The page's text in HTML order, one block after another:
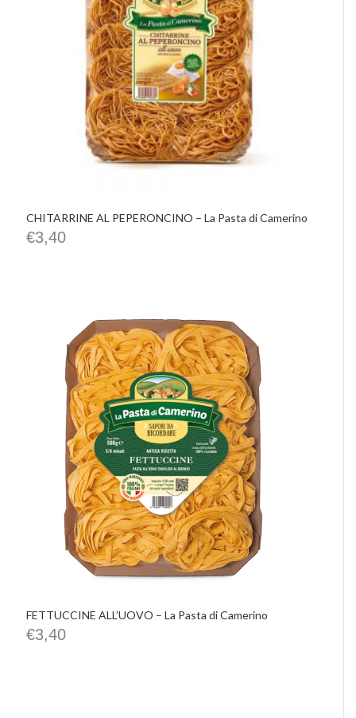
CHITARRINE AL PEPERONCINO – La Pasta di Camerino
€3,40
FETTUCCINE ALL’UOVO – La Pasta di Camerino
€3,40